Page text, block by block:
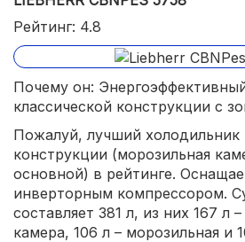
Рейтинг: 4.8
Почему он:
классической конструкции с
Пожалуй, лучший холодильник
конструкции (морозильная
основной) в рейтинге.
инверторным компрессором.
составляет 381 л, из них 167 л
камера, 106 л – морозильная и